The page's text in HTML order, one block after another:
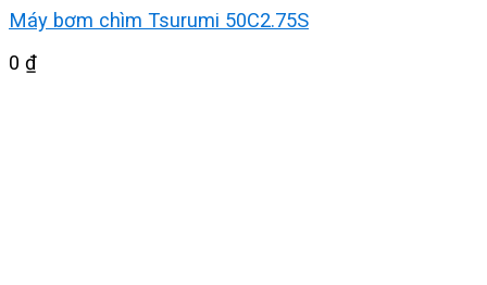
Máy bơm chìm Tsurumi 50C2.75S
0 ₫